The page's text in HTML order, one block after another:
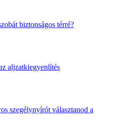
biztonságos térré?
aljzatkiegyenlítés
szegélynyírót választanod a